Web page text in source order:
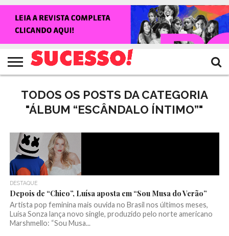
NOTÍCIAS
SHOWS
ENTREVISTAS
CLIQUES
RANKING
CROWLEY
TV
SUCESSO!
REVISTA
SUCESSO!
TODOS OS POSTS DA CATEGORIA
"ÁLBUM “ESCÂNDALO ÍNTIMO”"
DESTAQUE
Depois de “Chico”, Luísa aposta em “Sou Musa do Verão”
Artista pop feminina mais ouvida no Brasil nos últimos meses,
Luísa Sonza lança novo single, produzido pelo norte americano
Marshmello: “Sou Musa...